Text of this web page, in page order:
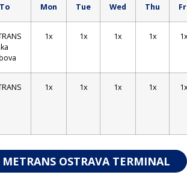
To Mon Tue Wed Thu
1x 1x 1x 1x
1x 1x 1x 1x
OSTRAVA TERMINAL